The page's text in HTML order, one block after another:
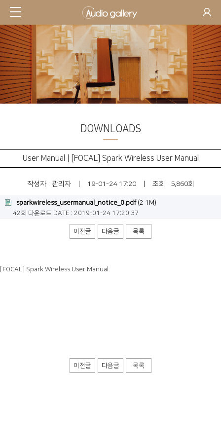
SUPPORT
DOWNLOADS
User Manual | [FOCAL] Spark Wireless User Manual
작성자 : 관리자 19-01-24 17:20 조회 : 5,860회
sparkwireless_usermanual_notice_0.pdf(2.1M)
42회 다운로드 DATE : 2019-01-24 17:20:37
이전글 다음글 목록
[FOCAL] Spark Wireless User Manual
이전글 다음글 목록